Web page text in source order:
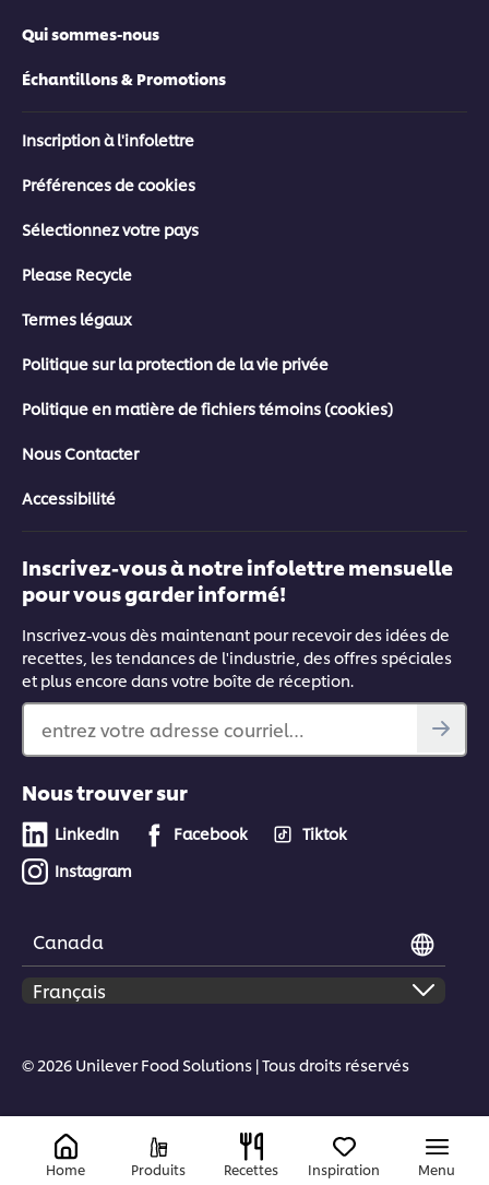
Qui sommes-nous
Échantillons & Promotions
Inscription à l'infolettre
Préférences de cookies
Sélectionnez votre pays
Please Recycle
Termes légaux
Politique sur la protection de la vie privée
Politique en matière de fichiers témoins (cookies)
Nous Contacter
Accessibilité
Inscrivez-vous à notre infolettre mensuelle
pour vous garder informé!
Inscrivez-vous dès maintenant pour recevoir des idées de
recettes, les tendances de l'industrie, des offres spéciales
et plus encore dans votre boîte de réception.
entrez votre adresse courriel…
Nous trouver sur
LinkedIn Facebook
Tiktok
Instagram
Canada
© 2026 Unilever Food Solutions | Tous droits réservés
Home Produits Recettes Inspiration Menu